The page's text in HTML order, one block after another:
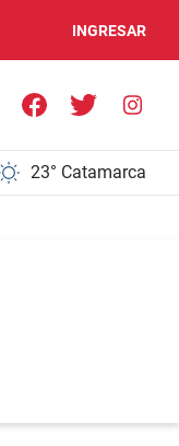
INGRESAR
23° Catamarca